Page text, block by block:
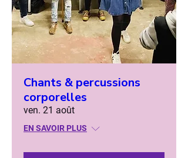
Chants & percussions
corporelles
ven. 21 août
EN SAVOIR PLUS